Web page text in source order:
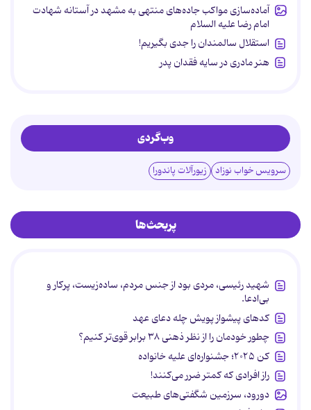
آماده‌سازی مواکب جاده‌های منتهی به مشهد در آستانه شهادت
امام رضا علیه السلام
استقلال سالمندان را جدی بگیریم!
هنر مادری در سایه‌ فقدان پدر
وب‌گردی
سرویس خواب نوزاد زیورآلات پاندورا
پربحث‌ها
شهید رئیسی، مردی بود از جنس مردم، ساده‌زیست، پرکار و
بی‌ادعا.
کدهای پیشواز پویش چله دعای عهد
چطور خودمان را از نظر ذهنی ۳۸ برابر قوی‌تر کنیم؟
کن ۲۰۲۵؛ جشنواره‌ای علیه خانواده
راز افرادی که کمتر ضرر می‌کنند!
دورود، سرزمین شگفتی‌های طبیعت